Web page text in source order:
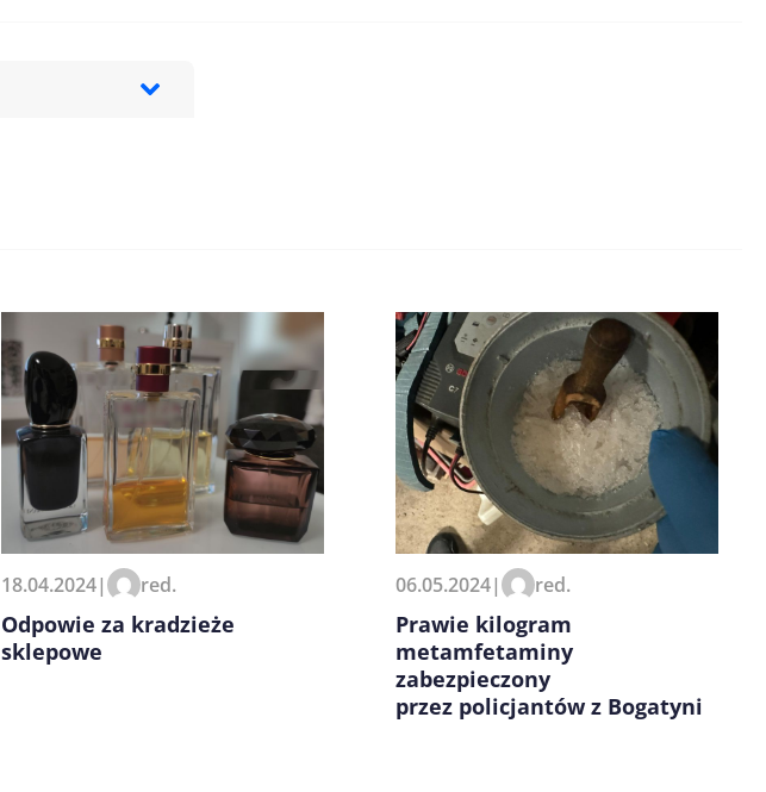
18.04.2024| red.
Odpowie za kradzieże
sklepowe
06.05.2024| red.
Prawie kilogram
metamfetaminy
zabezpieczony
przez policjantów z Bogatyni